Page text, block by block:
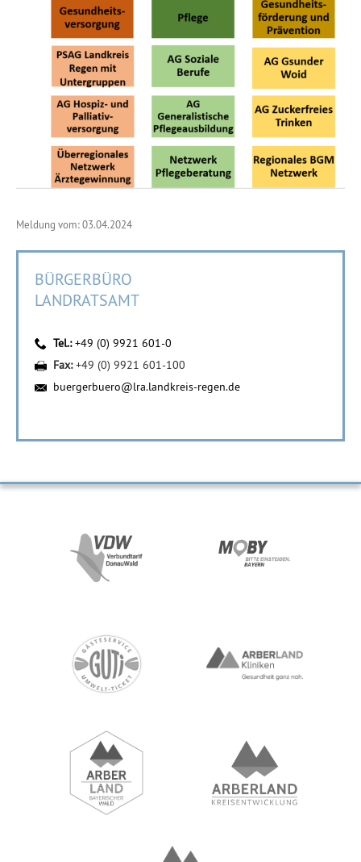
Meldung vom: 03.04.2024
BÜRGERBÜRO
LANDRATSAMT
Tel.:+49 (0) 9921 601-0
Fax:+49 (0) 9921 601-100
buergerbuero@lra.landkreis-regen.de